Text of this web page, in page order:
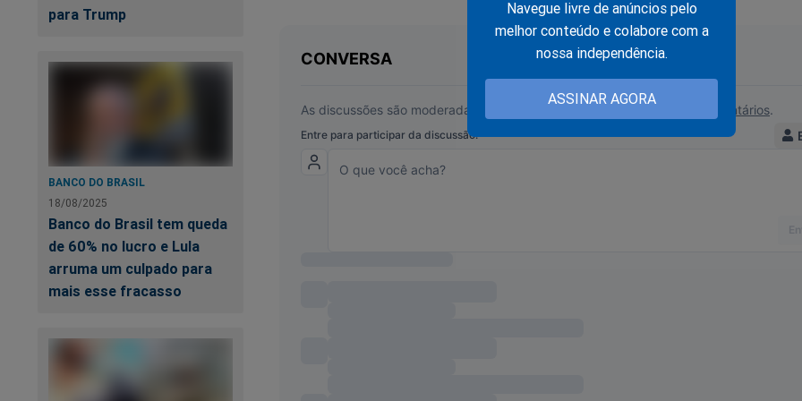
Navegue livre de anúncios pelo
melhor conteúdo e colabore com a
nossa independência.
ASSINAR AGORA
para Trump
BANCO DO BRASIL
18/08/2025
Banco do Brasil tem queda
de 60% no lucro e Lula
arruma um culpado para
mais esse fracasso
uma oportunidade futura no mercado de trabalho.
Pior, infinitamente pior, ocorreu na Europa, por conta de governos “socialistas” que
como no Brasil - alguns países (Portugal, Grécia e Irlanda, por exemplo) à
Digo pior porque lá não houve contingenciamento, mas cortes mesmo; e nos salários.
colega, professor universitário em Portugal, ouvi que que ele teve um corte salarial
Sim, corte 30% do salário para ajudar a salvar a economia do país. Na Grécia a